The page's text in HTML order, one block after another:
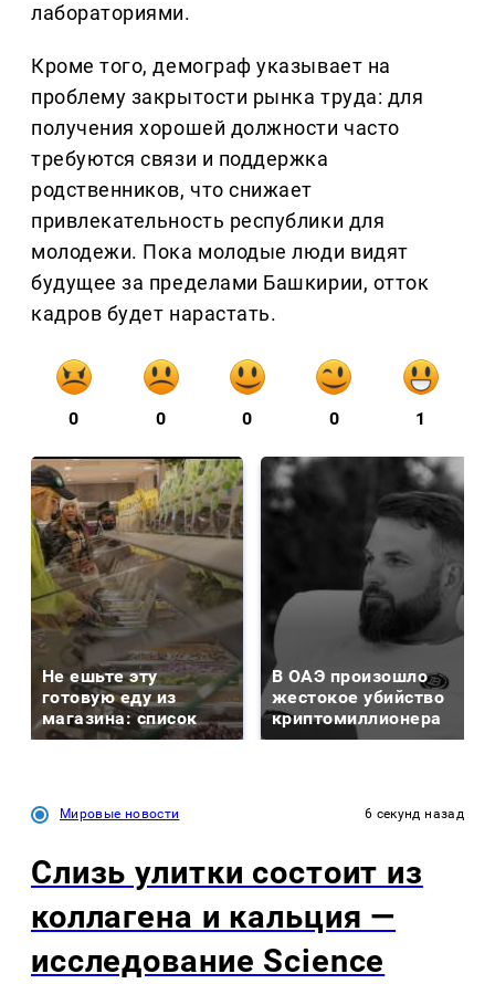
лабораториями.
Кроме того, демограф указывает на
проблему закрытости рынка труда: для
получения хорошей должности часто
требуются связи и поддержка
родственников, что снижает
привлекательность республики для
молодежи. Пока молодые люди видят
будущее за пределами Башкирии, отток
кадров будет нарастать.
0 0 0 0 1
Не ешьте эту
готовую еду из
магазина: список
В ОАЭ произошло
жестокое убийство
криптомиллионера
Мировые новости 6 секунд назад
Слизь улитки состоит из
коллагена и кальция —
исследование Science